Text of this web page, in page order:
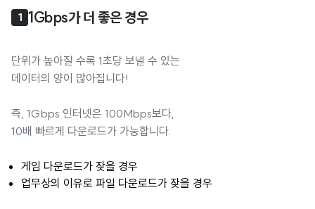
1 1Gbps가 더 좋은 경우
단위가 높아질 수록 1초당 보낼 수 있는
데이터의 양이 많아집니다!
즉, 1Gbps 인터넷은 100Mbps보다,
10배 빠르게 다운로드가 가능합니다.
게임 다운로드가 잦을 경우
업무상의 이유로 파일 다운로드가 잦을 경우